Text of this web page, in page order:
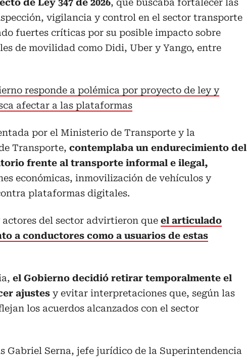
de Ley 347 de 2026, que buscaba fortalecer las
vigilancia y control en el sector transporte
fuertes críticas por su posible impacto sobre
de movilidad como Didi, Uber y Yango, entre
responde a polémica por proyecto de ley y
afectar a las plataformas
por el Ministerio de Transporte y la
Transporte, contemplaba un endurecimiento del
frente al transporte informal e ilegal,
económicas, inmovilización de vehículos y
plataformas digitales.
actores del sector advirtieron que el articulado
a conductores como a usuarios de estas
el Gobierno decidió retirar temporalmente el
ajustes y evitar interpretaciones que, según las
los acuerdos alcanzados con el sector
Gabriel Serna, jefe jurídico de la Superintendencia